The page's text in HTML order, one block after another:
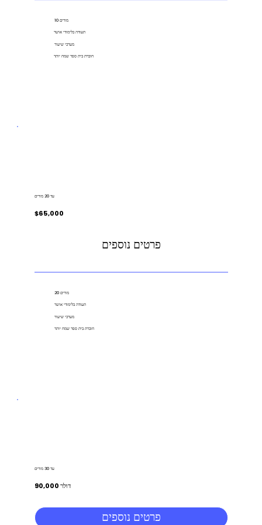
10 מורים
תעודה בלימודי אושר
מערכי שיעור
חוברת בית ספר שמח יותר
עד 20 מורים
$65,000
פרטים נוספים
20 מורים
תעודה בלימודי אושר
מערכי שיעור
חוברת בית ספר שמח יותר
עד 30 מורים
90,000 דולר
פרטים נוספים